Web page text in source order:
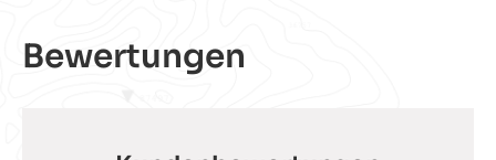
Material
Bewertungen